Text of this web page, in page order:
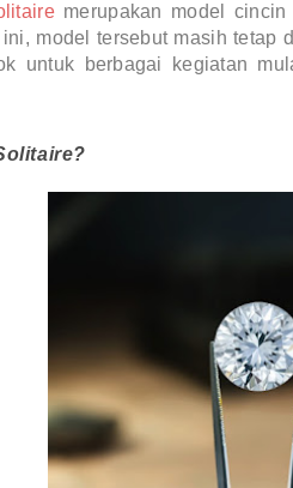
merupakan model
model tersebut masih tetap
untuk berbagai kegiatan